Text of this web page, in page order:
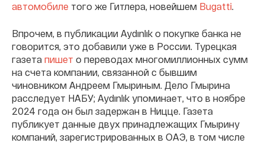
автомобиле того же Гитлера, новейшем Bugatti.
Впрочем, в публикации Aydınlık о покупке банка не
говорится, это добавили уже в России. Турецкая
газета пишет о переводах многомиллионных сумм
на счета компании, связанной с бывшим
чиновником Андреем Гмыриным. Дело Гмырина
расследует НАБУ; Aydınlık упоминает, что в ноябре
2024 года он был задержан в Ницце. Газета
публикует данные двух принадлежащих Гмырину
компаний, зарегистрированных в ОАЭ, в том числе